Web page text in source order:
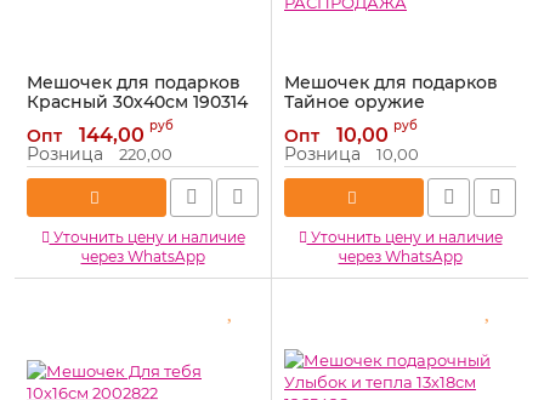
Мешочек для подарков
Красный 30х40см 190314
Артикул: 190314
Опт 144,00 руб
Розница 220,00
Уточнить цену и наличие
через WhatsApp
Мешочек для подарков
Тайное оружие
оранжевый 24х30см
622120-РАСПРОДАЖА
Артикул: 622120-РАСПРОДАЖА
Опт 10,00 руб
Розница 10,00
Уточнить цену и наличие
через WhatsApp